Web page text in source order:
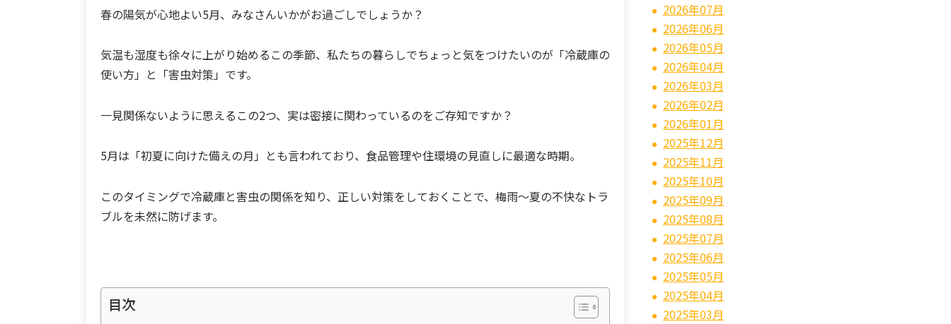
春の陽気が心地よい5月、みなさんいかがお過ごしでしょうか？
気温も湿度も徐々に上がり始めるこの季節、私たちの暮らしでちょっと気をつけたいのが「冷蔵庫の
使い方」と「害虫対策」です。
一見関係ないように思えるこの2つ、実は密接に関わっているのをご存知ですか？
5月は「初夏に向けた備えの月」とも言われており、食品管理や住環境の見直しに最適な時期。
このタイミングで冷蔵庫と害虫の関係を知り、正しい対策をしておくことで、梅雨〜夏の不快なトラ
ブルを未然に防げます。
目次
2026年07月
2026年06月
2026年05月
2026年04月
2026年03月
2026年02月
2026年01月
2025年12月
2025年11月
2025年10月
2025年09月
2025年08月
2025年07月
2025年06月
2025年05月
2025年04月
2025年03月